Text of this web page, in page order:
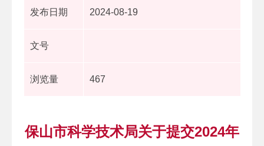
发布日期 2024-08-19
文号
浏览量 467
保山市科学技术局关于提交2024年